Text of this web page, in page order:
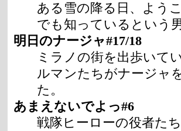
ある雪の降る日、よう
でも知っているという
明日のナージャ#17/18
ミラノの街を出歩いて
ルマンたちがナージャ
た。
あまえないでよっ#6
戦隊ヒーローの役者た